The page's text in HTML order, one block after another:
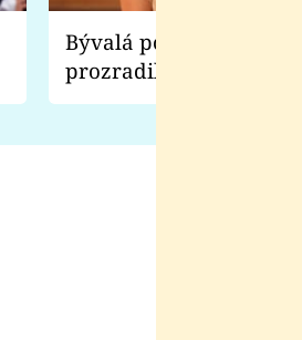
Bývalá pornoherečka
prozradila, co ji
natáčení Euforie.